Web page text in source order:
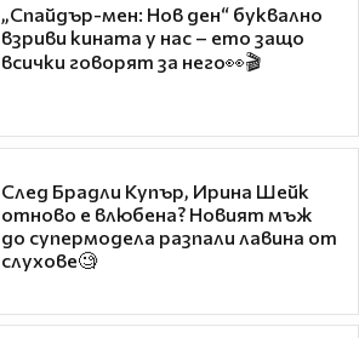
„Спайдър-мен: Нов ден“ буквално
взриви кината у нас – ето защо
всички говорят за него👀🎬
След Брадли Купър, Ирина Шейк
отново е влюбена? Новият мъж
до супермодела разпали лавина от
слухове🧐